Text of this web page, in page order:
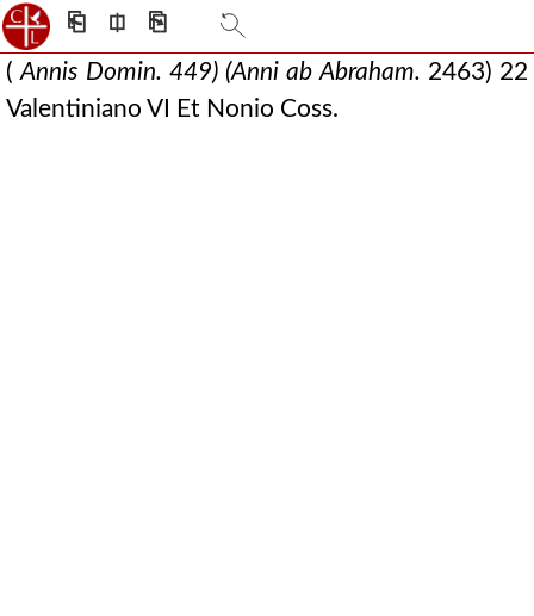
⎗ ⎅ ⎘
(Annis Domin. 449) (Anni ab Abraham. 2463) 22
Valentiniano VI Et Nonio Coss.